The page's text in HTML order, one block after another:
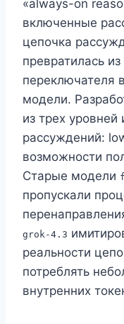
«always-on
включенные
цепочка
превратилась
переключателя
модели.
из трех уровней
рассуждений:
возможности
Старые модели
пропускали
grok-4.3
реальности
потреблять
внутренних